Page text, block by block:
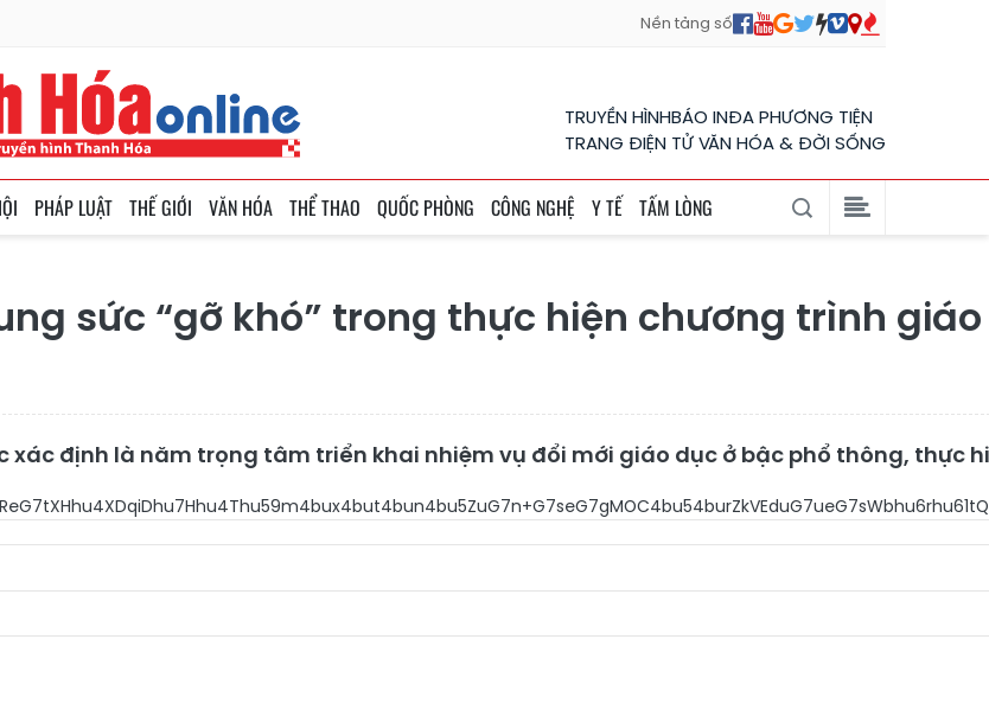
Nền tảng số
TRUYỀN HÌNHBÁO INĐA PHƯƠNG TIỆN
TRANG ĐIỆN TỬ VĂN HÓA & ĐỜI SỐNG
PHÁP LUẬT THẾ GIỚI VĂN HÓA THỂ THAO QUỐC PHÒNG CÔNG NGHỆ Y TẾ TẤM LÒNG
sức “gỡ khó” trong thực hiện chương trình
xác định là năm trọng tâm triển khai nhiệm vụ đổi mới giáo dục ở bậc phổ thông, thực